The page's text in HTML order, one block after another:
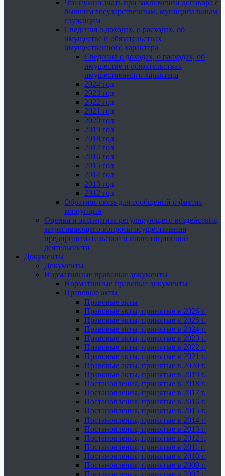
Что нужно знать при заключении договора с
бывшим государственным, муниципальным
служащим
Сведения о доходах, о расходах, об
имуществе и обязательствах
имущественного характера
Сведения о доходах, о расходах, об
имуществе и обязательствах
имущественного характера
2024 год
2023 год
2022 год
2021 год
2020 год
2019 год
2018 год
2017 год
2016 год
2015 год
2014 год
2013 год
2012 год
Обратная связь для сообщений о фактах
коррупции
Оценка и экспертиза регулирующего воздействия,
затрагивающего вопросы осуществления
предпринимательской и инвестиционной
деятельности
Документы
Документы
Нормативные правовые документы
Нормативные правовые документы
Правовые акты
Правовые акты
Правовые акты, принятые в 2026 г.
Правовые акты, принятые в 2025 г.
Правовые акты, принятые в 2024 г.
Правовые акты, принятые в 2023 г.
Правовые акты, принятые в 2022 г.
Правовые акты, принятые в 2021 г.
Правовые акты, принятые в 2020 г.
Правовые акты, принятые в 2019 г.
Постановления, принятые в 2018 г.
Постановления, принятые в 2017 г.
Постановления, принятые в 2016 г.
Постановления, принятые в 2015 г.
Постановления, принятые в 2014 г.
Постановления, принятые в 2013 г.
Постановления, принятые в 2012 г.
Постановления, принятые в 2011 г.
Постановления, принятые в 2010 г.
Постановления, принятые в 2009 г.
Постановления, принятые в 2007 г.